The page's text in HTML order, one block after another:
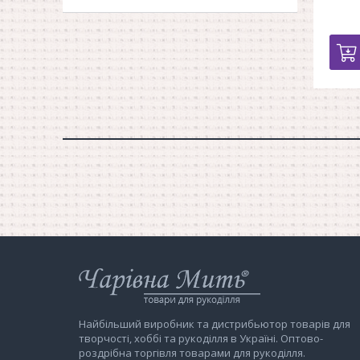
Інтернет-
магазин
Мить
Найбільший виробник та дистрибьютор товарів для
творчості, хоббі та рукоділля в Україні. Оптово-
роздрібна торгівля товарами для рукоділля.